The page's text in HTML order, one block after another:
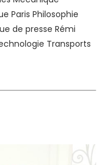
Paris Philosophie
de presse Rémi
Transports